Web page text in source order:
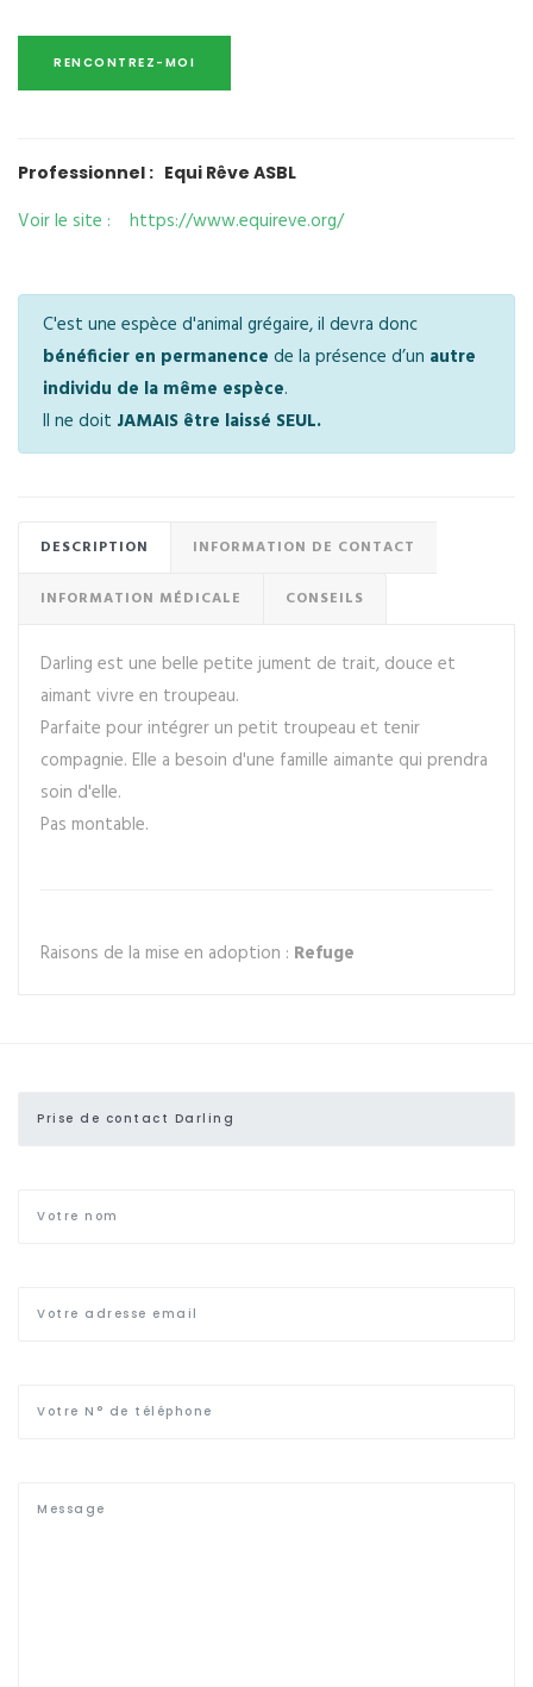
Professionnel : Equi Rêve ASBL
Voir le site : https://www.equireve.org/
C'est une espèce d'animal grégaire, il devra donc
bénéficier en permanence de la présence d’un autre
individu de la même espèce.
Il ne doit JAMAIS être laissé SEUL.
DESCRIPTION INFORMATION DE CONTACT
INFORMATION MÉDICALE CONSEILS
Darling est une belle petite jument de trait, douce et
aimant vivre en troupeau.
Parfaite pour intégrer un petit troupeau et tenir
compagnie. Elle a besoin d'une famille aimante qui prendra
soin d'elle.
Pas montable.
Raisons de la mise en adoption : Refuge